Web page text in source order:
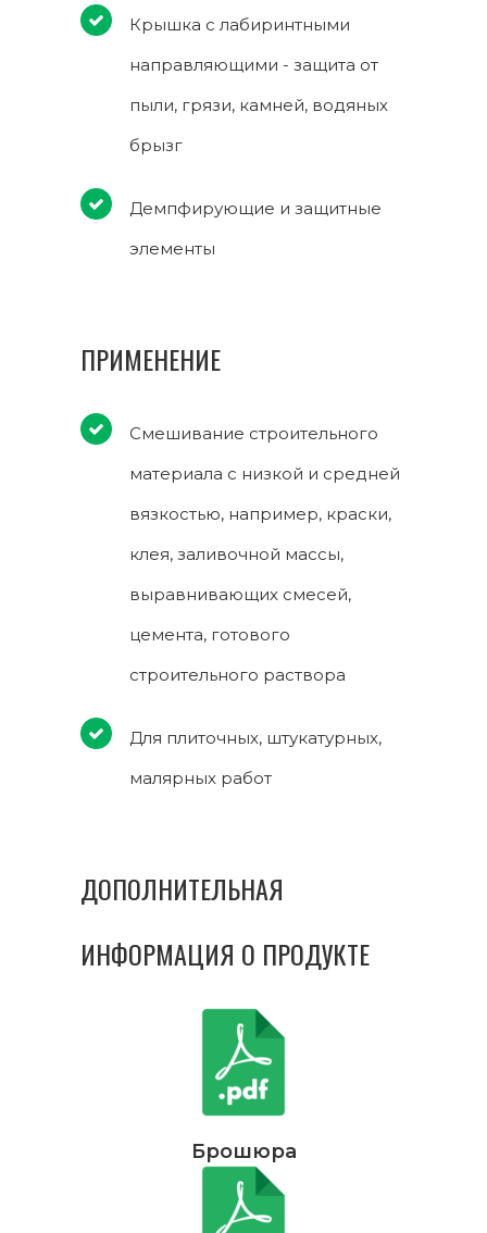
Крышка с лабиринтными
направляющими - защита от
пыли, грязи, камней, водяных
брызг
Демпфирующие и защитные
элементы
ПРИМЕНЕНИЕ
Смешивание строительного
материала с низкой и средней
вязкостью, например, краски,
клея, заливочной массы,
выравнивающих смесей,
цемента, готового
строительного раствора
Для плиточных, штукатурных,
малярных работ
ДОПОЛНИТЕЛЬНАЯ
ИНФОРМАЦИЯ О ПРОДУКТЕ
Брошюра